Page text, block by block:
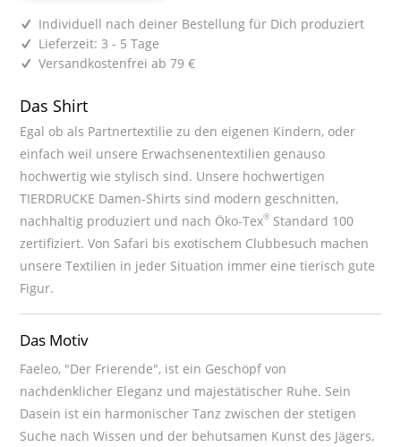
Individuell nach deiner Bestellung für Dich produziert
Lieferzeit: 3 - 5 Tage
Versandkostenfrei ab 79 €
Das Shirt
Egal ob als Partnertextilie zu den eigenen Kindern, oder
einfach weil unsere Erwachsenentextilien genauso
hochwertig wie stylisch sind. Unsere hochwertigen
TIERDRUCKE Damen-Shirts sind modern geschnitten,
nachhaltig produziert und nach Öko-Tex® Standard 100
zertifiziert. Von Safari bis exotischem Clubbesuch machen
unsere Textilien in jeder Situation immer eine tierisch gute
Figur.
Das Motiv
Faeleo, "Der Frierende", ist ein Geschöpf von
nachdenklicher Eleganz und majestätischer Ruhe. Sein
Dasein ist ein harmonischer Tanz zwischen der stetigen
Suche nach Wissen und der behutsamen Kunst des Jägers,